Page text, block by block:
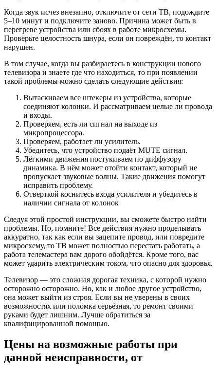
Когда звук исчез внезапно, отключите от сети ТВ, подождите
5–10 минут и подключите заново. Причина может быть в
перегреве устройства или сбоях в работе микросхемы.
Проверьте целостность шнура, если он повреждён, то контакт
нарушен.
В том случае, когда вы разбираетесь в конструкции нового
телевизора и знаете где что находиться, то при появлении
такой проблемы можно сделать следующие действия:
Вытаскиваем все штекеры из устройства, которые
соединяют колонки. И рассматриваем целые ли провода
и входы.
Проверяем, есть ли сигнал на выходе из
микропроцессора.
Проверяем, работает ли усилитель.
Убедитесь, что устройство подаёт MUTE сигнал.
Лёгкими движения постукиваем по диффузору
динамика. В нём может отойти контакт, который не
пропускает звуковые волны. Такие движения помогут
исправить проблему.
Отверткой коснитесь входа усилителя и убедитесь в
наличии сигнала от колонок
Следуя этой простой инструкции, вы сможете быстро найти
проблемы. Но, помните! Все действия нужно проделывать
аккуратно, так как если вы зацепите провод, или повредите
микросхему, то ТВ может полностью перестать работать, а
работа телемастера вам дорого обойдётся. Кроме того, вас
может ударить электрическим током, что опасно для здоровья.
Телевизор — это сложная дорогая техника, с которой нужно
осторожно осторожно. Но, как и любое другое устройство,
она может выйти из строя. Если вы не уверены в своих
возможностях или поломка серьёзная, то ремонт своими
руками будет лишним. Лучше обратиться за
квалифицированной помощью.
Цены на возможные работы при
данной неисправности, от